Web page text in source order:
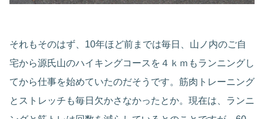
それもそのはず、10年ほど前までは毎日、山ノ内のご自
宅から源氏山のハイキングコースを４ｋｍもランニングし
てから仕事を始めていたのだそうです。筋肉トレーニング
とストレッチも毎日欠かさなかったとか。現在は、ランニ